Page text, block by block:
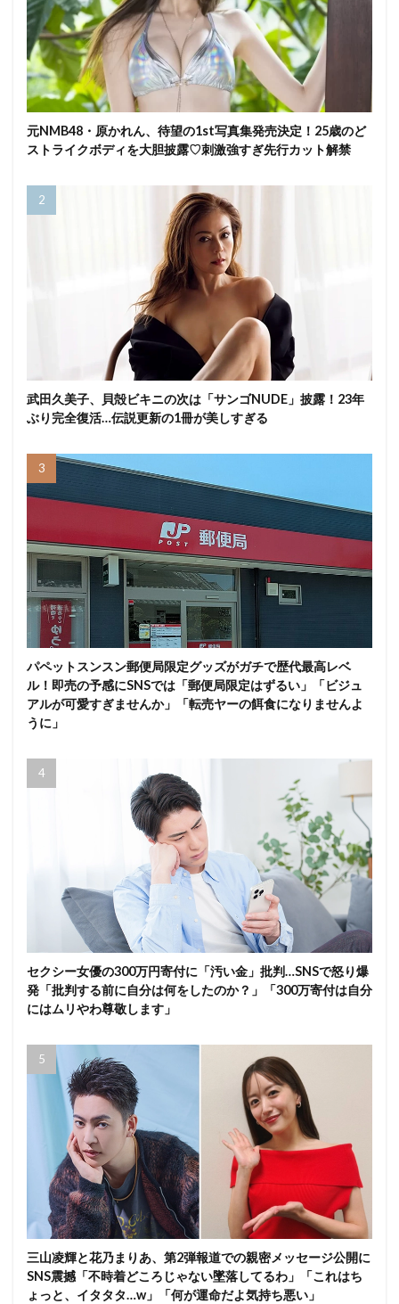
元NMB48・原かれん、待望の1st写真集発売決定！25歳のど
ストライクボディを大胆披露♡刺激強すぎ先行カット解禁
武田久美子、貝殻ビキニの次は「サンゴNUDE」披露！23年
ぶり完全復活…伝説更新の1冊が美しすぎる
パペットスンスン郵便局限定グッズがガチで歴代最高レベ
ル！即売の予感にSNSでは「郵便局限定はずるい」「ビジュ
アルが可愛すぎませんか」「転売ヤーの餌食になりませんよ
うに」
セクシー女優の300万円寄付に「汚い金」批判…SNSで怒り爆
発「批判する前に自分は何をしたのか？」「300万寄付は自分
にはムリやわ尊敬します」
三山凌輝と花乃まりあ、第2弾報道での親密メッセージ公開に
SNS震撼「不時着どころじゃない墜落してるわ」「これはち
ょっと、イタタタ…w」「何が運命だよ気持ち悪い」